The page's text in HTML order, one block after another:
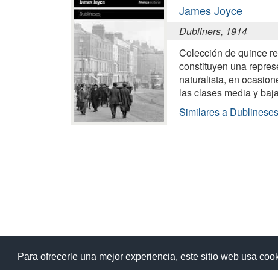
Para ofrecerle una mejor experiencia, este sitio web usa
James Joyce
Dubliners, 1914
Colección de quince
constituyen una
naturalista, en
las clases media y
Similares a Dublineses